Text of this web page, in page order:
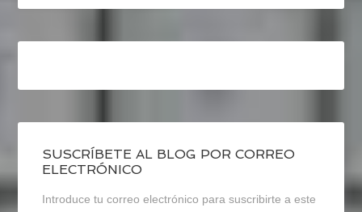
SUSCRÍBETE AL BLOG POR CORREO
ELECTRÓNICO
Introduce tu correo electrónico para suscribirte a este